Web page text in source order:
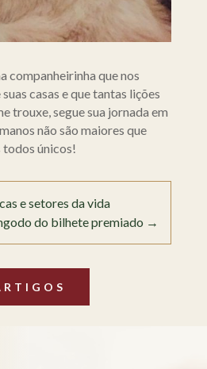
companheirinha que nos
casas e que tantas lições
trouxe, segue sua jornada em
não são maiores que
todos únicos!
e setores da vida
do bilhete premiado →